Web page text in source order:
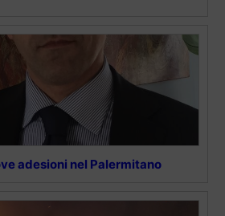
adesioni nel Palermitano